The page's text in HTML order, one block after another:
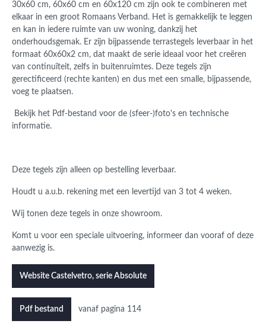
30x60 cm, 60x60 cm en 60x120 cm zijn ook te combineren met
elkaar in een groot Romaans Verband. Het is gemakkelijk te leggen
en kan in iedere ruimte van uw woning, dankzij het
onderhoudsgemak. Er zijn bijpassende terrastegels leverbaar in het
formaat 60x60x2 cm, dat maakt de serie ideaal voor het creëren
van continuïteit, zelfs in buitenruimtes. Deze tegels zijn
gerectificeerd (rechte kanten) en dus met een smalle, bijpassende,
voeg te plaatsen.
Bekijk het Pdf-bestand voor de (sfeer-)foto's en technische
informatie.
Deze tegels zijn alleen op bestelling leverbaar.
Houdt u a.u.b. rekening met een levertijd van 3 tot 4 weken.
Wij tonen deze tegels in onze showroom.
Komt u voor een speciale uitvoering, informeer dan vooraf of deze
aanwezig is.
Website Castelvetro, serie Absolute
Pdf bestand vanaf pagina 114